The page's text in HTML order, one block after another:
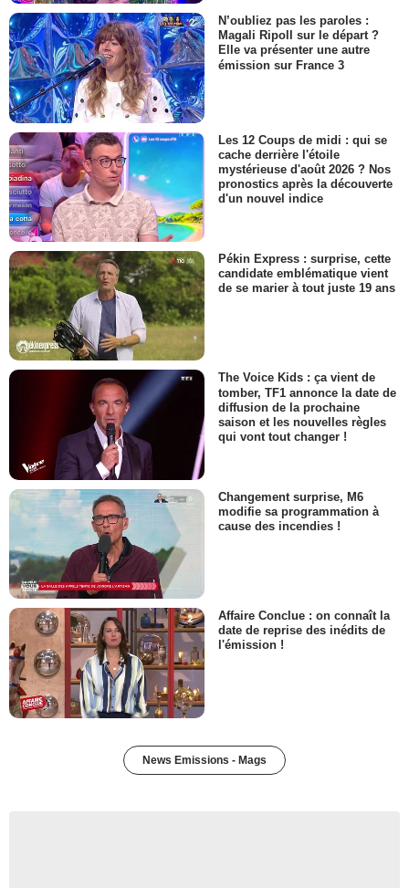
N’oubliez pas les paroles :
Magali Ripoll sur le départ ?
Elle va présenter une autre
émission sur France 3
Les 12 Coups de midi : qui se
cache derrière l'étoile
mystérieuse d'août 2026 ? Nos
pronostics après la découverte
d'un nouvel indice
Pékin Express : surprise, cette
candidate emblématique vient
de se marier à tout juste 19 ans
The Voice Kids : ça vient de
tomber, TF1 annonce la date de
diffusion de la prochaine
saison et les nouvelles règles
qui vont tout changer !
Changement surprise, M6
modifie sa programmation à
cause des incendies !
Affaire Conclue : on connaît la
date de reprise des inédits de
l'émission !
News Emissions - Mags